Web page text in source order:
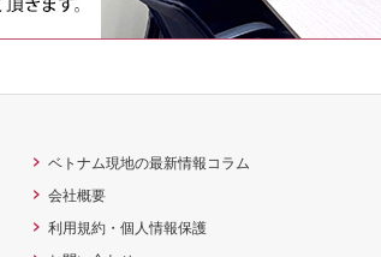
ベトナム現地の最新情報コラム
会社概要
利用規約・個人情報保護